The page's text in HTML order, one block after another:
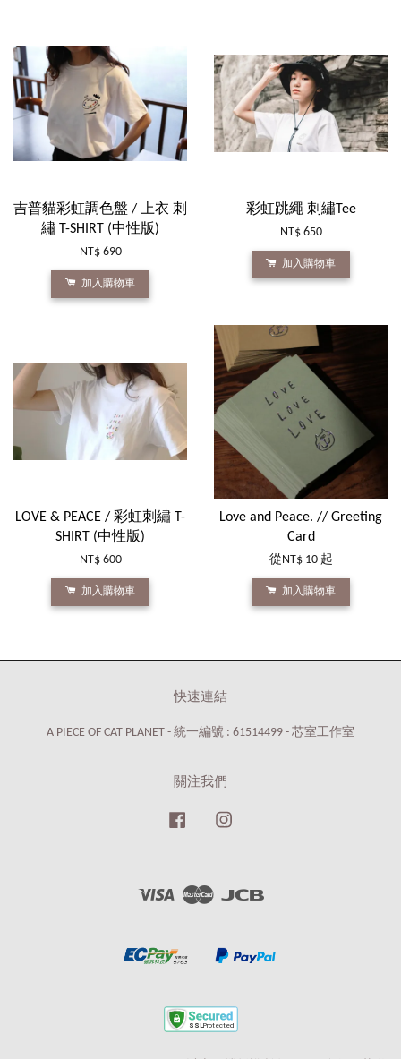
吉普貓彩虹調色盤 / 上衣 刺
繡 T-SHIRT (中性版)
NT$ 690
加入購物車
彩虹跳繩 刺繡Tee
NT$ 650
加入購物車
LOVE & PEACE / 彩虹刺繡 T-
SHIRT (中性版)
NT$ 600
加入購物車
Love and Peace. // Greeting
Card
從 NT$ 10 起
加入購物車
快速連結
A PIECE OF CAT PLANET - 統一編號 : 61514499 - 芯室工作室
關注我們
Facebook
Visa Master